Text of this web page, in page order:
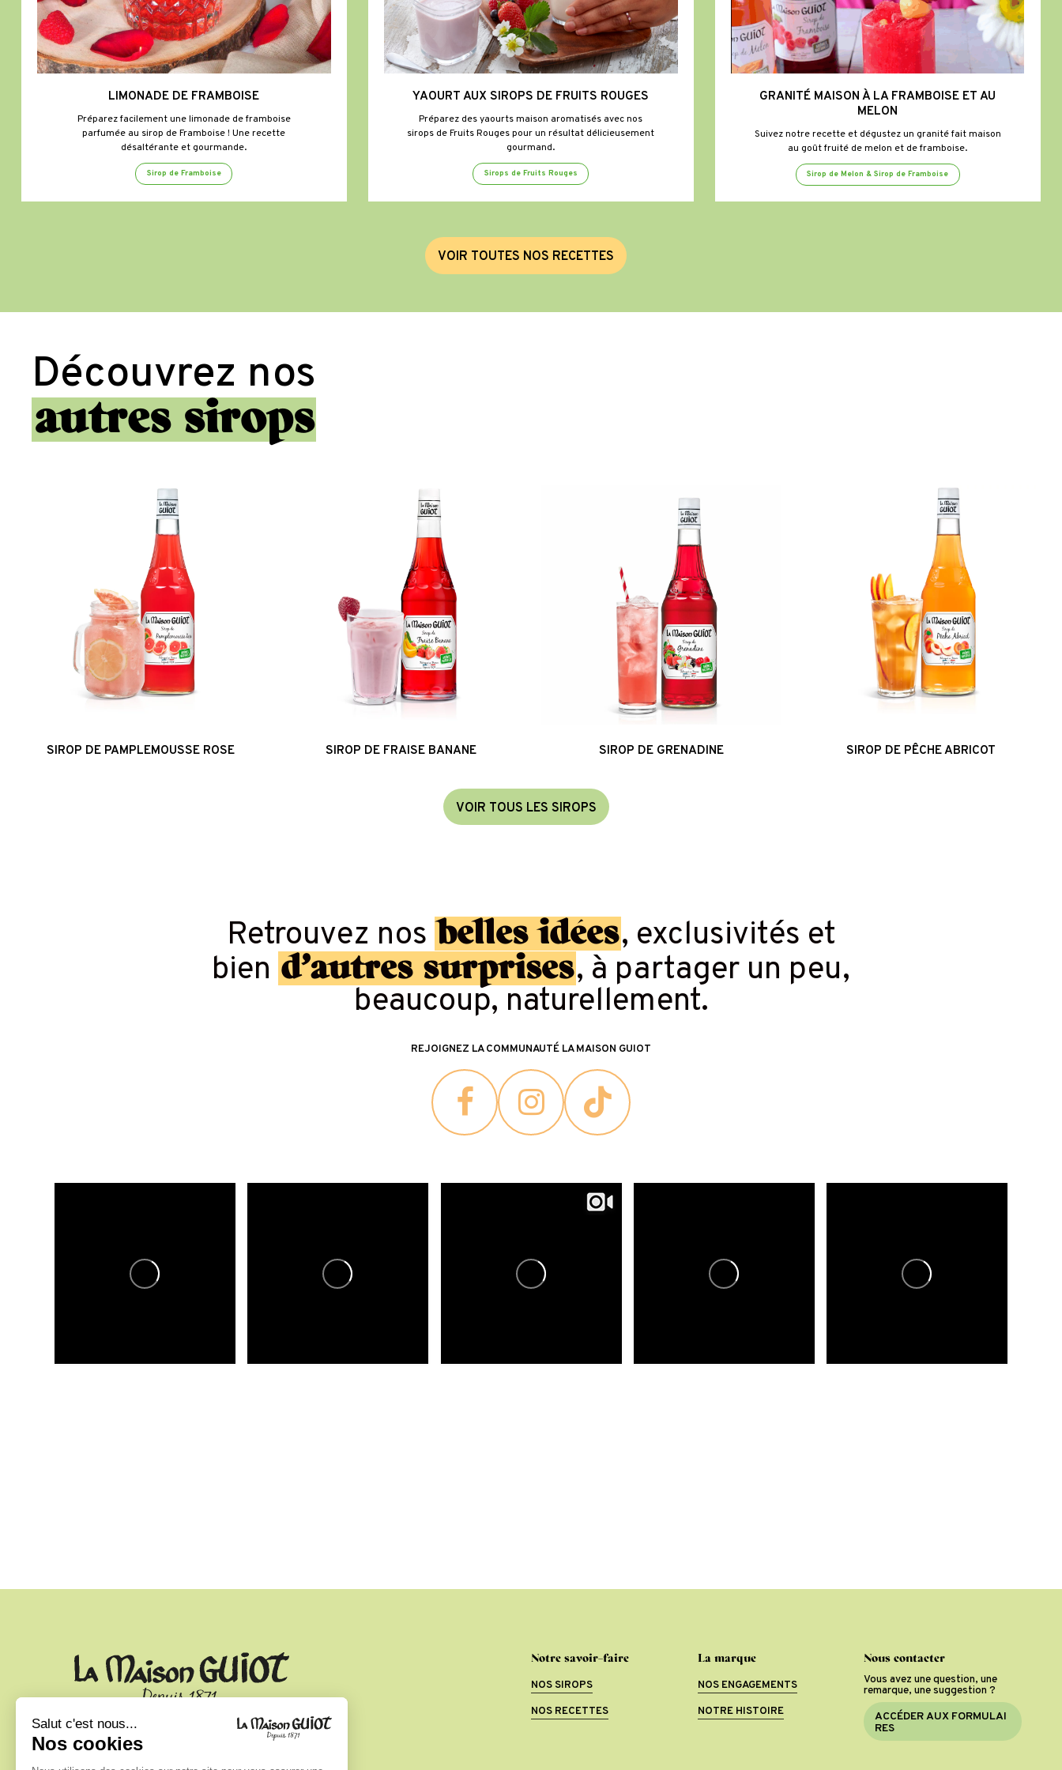
LIMONADE DE FRAMBOISE
Préparez facilement une limonade de framboise
parfumée au sirop de Framboise ! Une recette
désaltérante et gourmande.
Sirop de Framboise
YAOURT AUX SIROPS DE FRUITS ROUGES
Préparez des yaourts maison aromatisés avec nos
sirops de Fruits Rouges pour un résultat délicieusement
gourmand.
Sirops de Fruits Rouges
GRANITÉ MAISON À LA FRAMBOISE ET AU
MELON
Suivez notre recette et dégustez un granité fait maison
au goût fruité de melon et de framboise.
Sirop de Melon & Sirop de Framboise
VOIR TOUTES NOS RECETTES
Découvrez nos
autres sirops
Sirop
Pamplemousse
Rose
SIROP DE PAMPLEMOUSSE ROSE
Sirop
Fraise
Banane
SIROP DE FRAISE BANANE
Sirop
Grenadine
SIROP DE GRENADINE
Sirop
Pêche
Abricot
SIROP DE PÊCHE ABRICOT
VOIR TOUS LES SIROPS
Retrouvez nos belles idées, exclusivités et
bien d’autres surprises, à partager un peu,
beaucoup, naturellement.
REJOIGNEZ LA COMMUNAUTÉ LA MAISON GUIOT
Le secret de La Maison Guiot ?
Un savoir-faire familial français, la sélection des
meilleurs ingrédients et un travail minutieux dans
l’élaboration des recettes. La Maison Guiot propose
Notre savoir-faire
NOS SIROPS
NOS RECETTES
La marque
NOS ENGAGEMENTS
NOTRE HISTOIRE
Nous contacter
Vous avez une question, une
remarque, une suggestion ?
ACCÉDERAUX FORMULAI
RES